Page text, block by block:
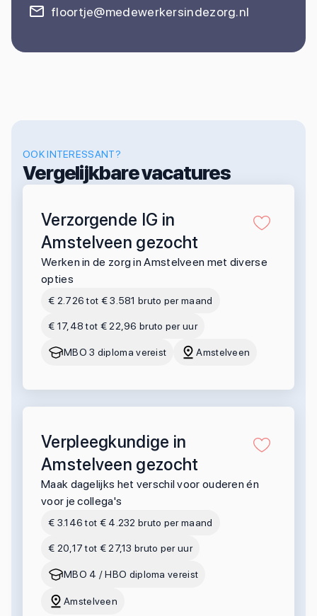
floortje@medewerkersindezorg.nl
OOK INTERESSANT?
Vergelijkbare vacatures
Verzorgende IG in
Amstelveen gezocht
Werken in de zorg in Amstelveen met diverse
opties
€ 2.726 tot € 3.581 bruto per maand
€ 17,48 tot € 22,96 bruto per uur
MBO 3 diploma vereist Amstelveen
Verpleegkundige in
Amstelveen gezocht
Maak dagelijks het verschil voor ouderen én
voor je collega's
€ 3.146 tot € 4.232 bruto per maand
€ 20,17 tot € 27,13 bruto per uur
MBO 4 / HBO diploma vereist
Amstelveen